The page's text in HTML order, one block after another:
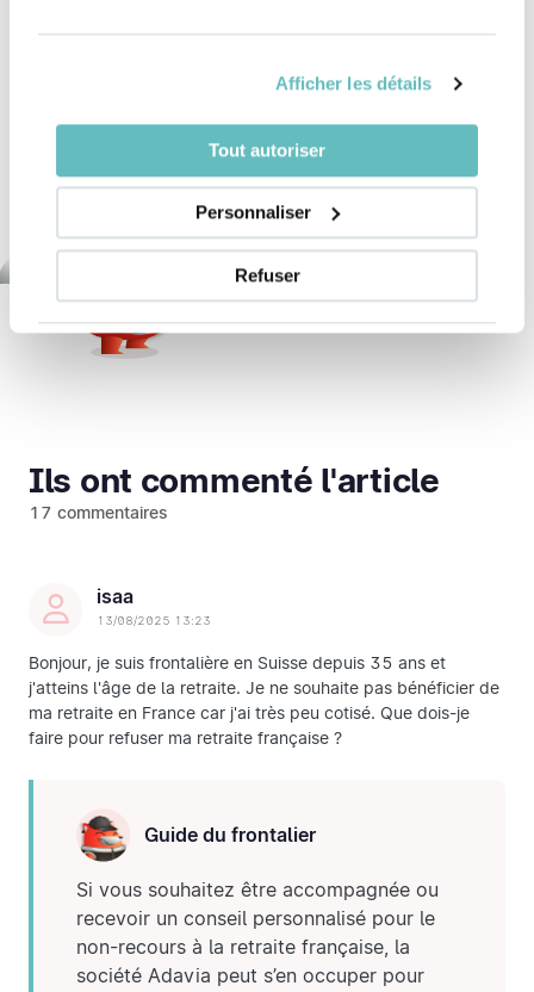
Afficher les détails
Tout autoriser
Personnaliser
Refuser
recherche
Ils ont commenté l'article
17 commentaires
isaa
13/08/2025 13:23
Bonjour, je suis frontalière en Suisse depuis 35 ans et
j'atteins l'âge de la retraite. Je ne souhaite pas bénéficier de
ma retraite en France car j'ai très peu cotisé. Que dois-je
faire pour refuser ma retraite française ?
Guide du frontalier
Si vous souhaitez être accompagnée ou
recevoir un conseil personnalisé pour le
non-recours à la retraite française, la
société Adavia peut s’en occuper pour